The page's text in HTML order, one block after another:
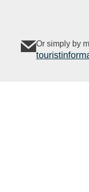
Or simply by